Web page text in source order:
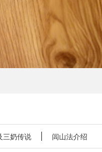
三奶传说 闾山法介绍